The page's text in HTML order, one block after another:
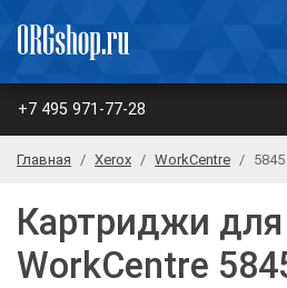
+7 495 971-77-28
Главная Xerox WorkCentre 5845
Картриджи для
WorkCentre